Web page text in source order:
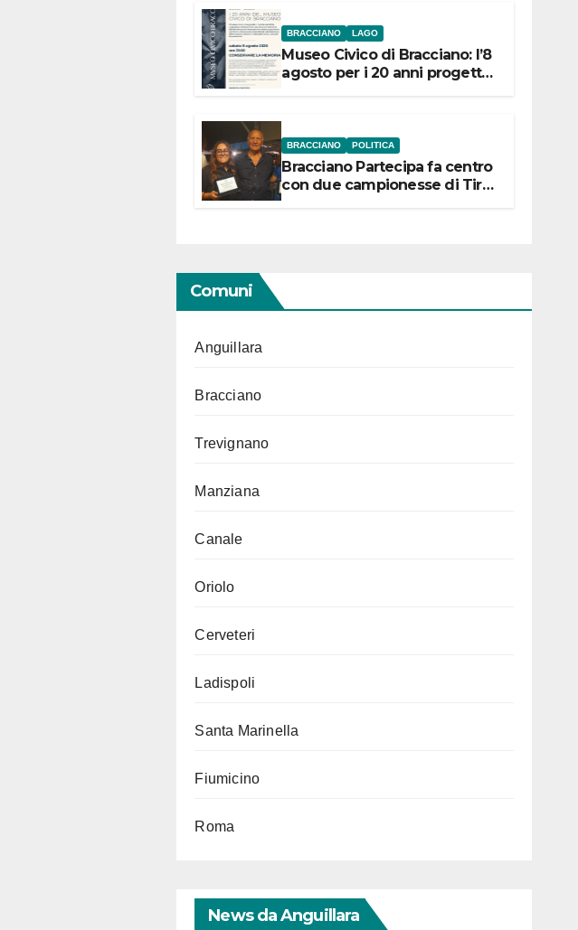
BRACCIANO LAGO
Museo Civico di Bracciano: l’8
agosto per i 20 anni progetto
BRACCIANO POLITICA
Bracciano Partecipa fa centro
con due campionesse di Tiro
Comuni
Anguillara
Bracciano
Trevignano
Manziana
Canale
Oriolo
Cerveteri
Ladispoli
Santa Marinella
Fiumicino
Roma
News da Anguillara